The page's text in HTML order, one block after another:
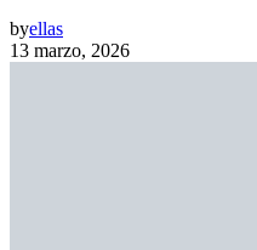
byellas
13 marzo, 2026